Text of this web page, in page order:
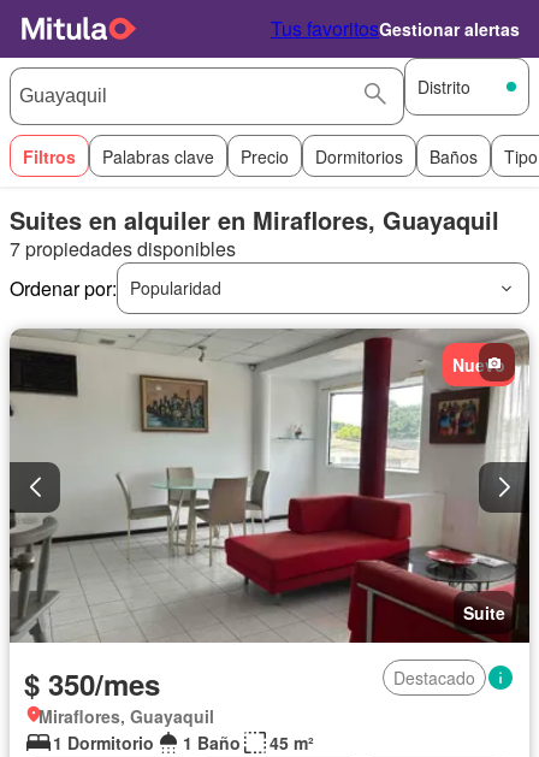
Tus favoritosGestionar alertas
Distrito
Filtros Palabras clave Precio Dormitorios Baños
Suites en alquiler en Miraflores, Guayaquil
7 propiedades disponibles
Ordenar por:
Popularidad
Nuevo
Suite
$ 350/mes
Destacado
Miraflores, Guayaquil
1 Dormitorio
1 Baño
45 m²